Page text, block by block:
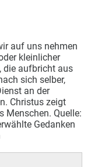
auf uns nehmen
kleinlicher
die aufbricht aus
sich selber,
an der
Christus zeigt
Menschen. Quelle:
Gedanken